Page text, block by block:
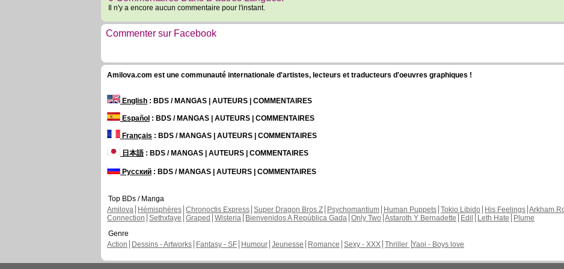
Il n'y a encore aucun commentaire pour l'instant.
Commenter sur Facebook
Amilova.com est une communauté internationale d'artistes, lecteurs et traducteurs d'oeuvres graphiques !
English : BDS / MANGAS | AUTEURS | COMMENTAIRES
Español : BDS / MANGAS | AUTEURS | COMMENTAIRES
Français : BDS / MANGAS | AUTEURS | COMMENTAIRES
日本語: BDS / MANGAS | AUTEURS | COMMENTAIRES
Русский : BDS / MANGAS | AUTEURS | COMMENTAIRES
Top BDs / Manga
Amilova
Hémisphères Chronoctis Express Super Dragon Bros Z Psychomantium Human Puppets Tokio Libido His Feelings Arkham
Connection Sethxfaye Graped Wisteria Bienvenidos A República Gada Only Two Astaroth Y Bernadette Edil Leth Hate
Plume
Genre
Action
Dessins - Artworks Fantasy - SF Humour Jeunesse Romance Sexy - XXX Thriller Yaoi - Boys love